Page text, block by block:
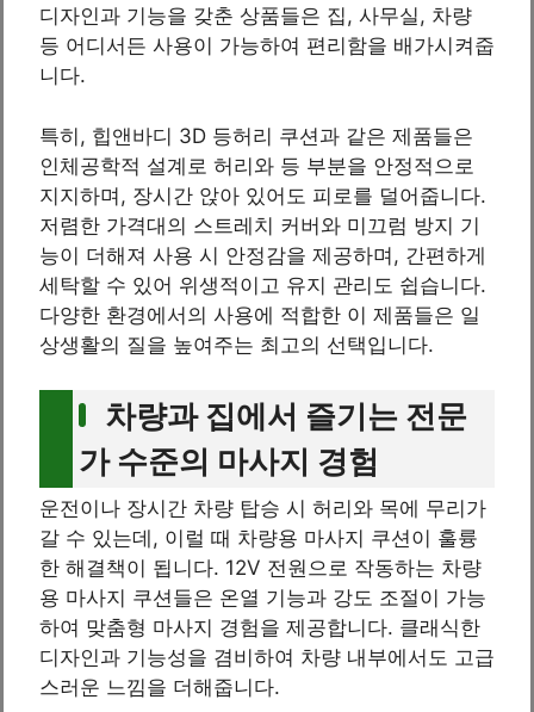
디자인과 기능을 갖춘 상품들은 집, 사무실, 차량
등 어디서든 사용이 가능하여 편리함을 배가시켜줍
니다.
특히, 힙앤바디 3D 등허리 쿠션과 같은 제품들은
인체공학적 설계로 허리와 등 부분을 안정적으로
지지하며, 장시간 앉아 있어도 피로를 덜어줍니다.
저렴한 가격대의 스트레치 커버와 미끄럼 방지 기
능이 더해져 사용 시 안정감을 제공하며, 간편하게
세탁할 수 있어 위생적이고 유지 관리도 쉽습니다.
다양한 환경에서의 사용에 적합한 이 제품들은 일
상생활의 질을 높여주는 최고의 선택입니다.
차량과 집에서 즐기는 전문
가 수준의 마사지 경험
운전이나 장시간 차량 탑승 시 허리와 목에 무리가
갈 수 있는데, 이럴 때 차량용 마사지 쿠션이 훌륭
한 해결책이 됩니다. 12V 전원으로 작동하는 차량
용 마사지 쿠션들은 온열 기능과 강도 조절이 가능
하여 맞춤형 마사지 경험을 제공합니다. 클래식한
디자인과 기능성을 겸비하여 차량 내부에서도 고급
스러운 느낌을 더해줍니다.